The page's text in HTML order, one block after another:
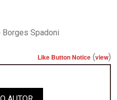
Spadoni
Like Button Notice (view)